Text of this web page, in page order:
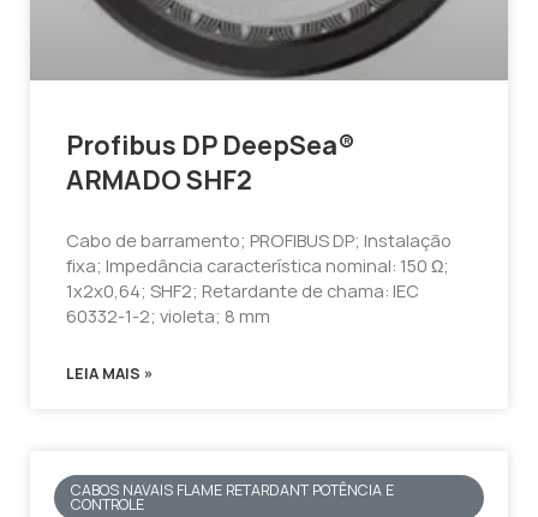
Profibus DP DeepSea®
ARMADO SHF2
Cabo de barramento; PROFIBUS DP; Instalação
fixa; Impedância característica nominal: 150 Ω;
1x2x0,64; SHF2; Retardante de chama: IEC
60332-1-2; violeta; 8 mm
LEIA MAIS »
CABOS NAVAIS FLAME RETARDANT POTÊNCIA E
CONTROLE